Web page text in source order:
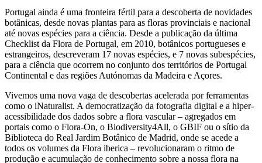
Portugal ainda é uma fronteira fértil para a descoberta de novidades
botânicas, desde novas plantas para as floras provinciais e nacional
até novas espécies para a ciência. Desde a publicação da última
Checklist da Flora de Portugal, em 2010, botânicos portugueses e
estrangeiros, descreveram 17 novas espécies, e 7 novas subespécies,
para a ciência que ocorrem no conjunto dos territórios de Portugal
Continental e das regiões Autónomas da Madeira e Açores.
Vivemos uma nova vaga de descobertas acelerada por ferramentas
como o iNaturalist. A democratização da fotografia digital e a hiper-
acessibilidade dos dados sobre a flora vascular – agregados em
portais como o Flora-On, o Biodiversity4All, o GBIF ou o sítio da
Biblioteca do Real Jardim Botânico de Madrid, onde se acede a
todos os volumes da Flora iberica – revolucionaram o ritmo de
produção e acumulação de conhecimento sobre a nossa flora na